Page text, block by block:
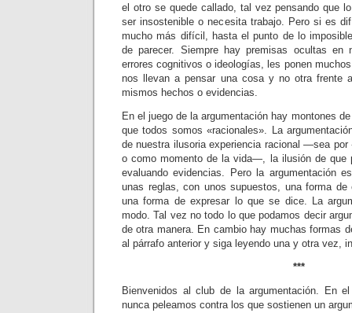
el otro se quede callado, tal vez pensando que
ser insostenible o necesita trabajo. Pero si es
mucho más difícil, hasta el punto de lo
de parecer. Siempre hay premisas ocultas en
errores cognitivos o ideologías, les ponen
nos llevan a pensar una cosa y no otra frente
mismos hechos o evidencias.
En el juego de la argumentación hay montones
que todos somos «racionales». La
de nuestra ilusoria experiencia racional —sea por
o como momento de la vida—, la ilusión de que
evaluando evidencias. Pero la argumentación
unas reglas, con unos supuestos, una forma de
una forma de expresar lo que se dice. La
modo. Tal vez no todo lo que podamos decir
de otra manera. En cambio hay muchas formas
al párrafo anterior y siga leyendo una y otra vez,
***
Bienvenidos al club de la argumentación. En
nunca peleamos contra los que sostienen un